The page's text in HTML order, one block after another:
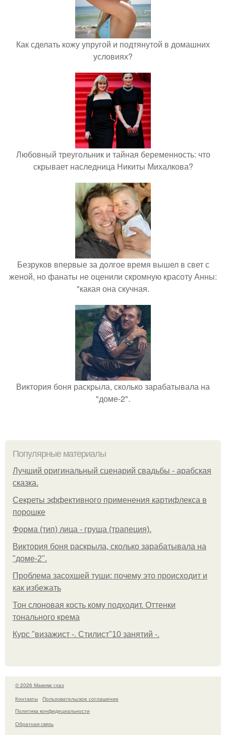
Как сделать кожу упругой и подтянутой в домашних
условиях?
Любовный треугольник и тайная беременность: что
скрывает наследница Никиты Михалкова?
Безруков впервые за долгое время вышел в свет с
женой, но фанаты не оценили скромную красоту Анны:
"какая она скучная.
Виктория боня раскрыла, сколько зарабатывала на
"доме-2".
Популярные материалы
Лучший оригинальный сценарий свадьбы - арабская
сказка.
Секреты эффективного применения картифлекса в
порошке
Форма (тип) лица - груша (трапеция).
Виктория боня раскрыла, сколько зарабатывала на
"доме-2".
Проблема засохшей туши: почему это происходит и
как избежать
Тон слоновая кость кому подходит. Оттенки
тонального крема
Курс "визажист -. Стилист"10 занятий -.
© 2026 Макияж глаз
Контакты
Пользовательское соглашение
Политика конфидециальности
Обратная связь